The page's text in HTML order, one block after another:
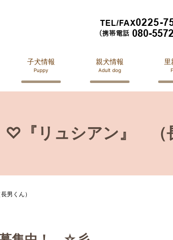
子犬情報
Puppy
親犬情報
Adult dog
里
『リュシアン』 （
男くん）